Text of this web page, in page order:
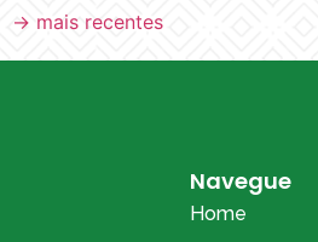
→ mais recentes
Navegue
Home